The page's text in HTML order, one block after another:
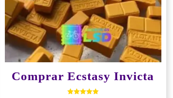
Comprar Ecstasy Invicta